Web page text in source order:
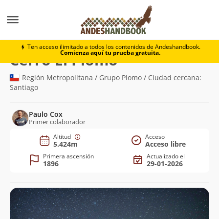
Ten acceso ilimitado a todos los contenidos de Andeshandbook.
Comienza aquí tu prueba gratuita.
Cerro El Plomo
Cerro El Plomo(5.424m)
Región Metropolitana / Grupo Plomo / Ciudad cercana:
Santiago
Paulo Cox
Primer colaborador
Altitud
5.424m
Acceso
Acceso libre
Primera ascensión
1896
Actualizado el
29-01-2026